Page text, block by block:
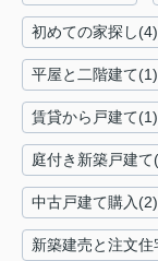
初めての家探し(4)
平屋と二階建て(1)
賃貸から戸建て(1)
庭付き新築戸建て
中古戸建て購入(2)
新築建売と注文